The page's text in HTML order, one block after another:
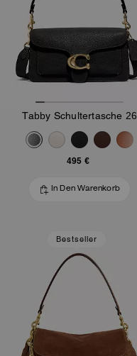
Tabby Schultertasche 26
495 €
In Den Warenkorb
Bestseller